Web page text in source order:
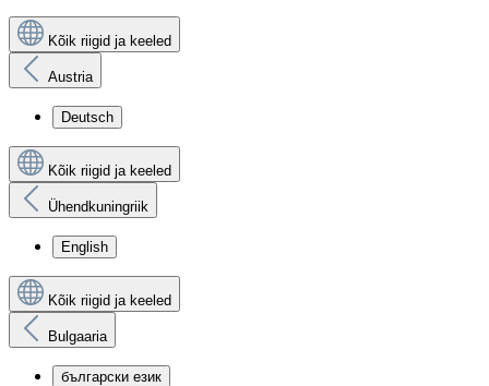
Kõik riigid ja keeled
Austria
Deutsch
Kõik riigid ja keeled
Ühendkuningriik
English
Kõik riigid ja keeled
Bulgaaria
български език